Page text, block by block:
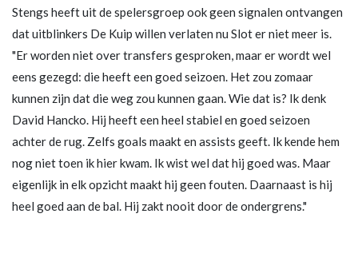
Stengs heeft uit de spelersgroep ook geen signalen ontvangen
dat uitblinkers De Kuip willen verlaten nu Slot er niet meer is.
"Er worden niet over transfers gesproken, maar er wordt wel
eens gezegd: die heeft een goed seizoen. Het zou zomaar
kunnen zijn dat die weg zou kunnen gaan. Wie dat is? Ik denk
David Hancko. Hij heeft een heel stabiel en goed seizoen
achter de rug. Zelfs goals maakt en assists geeft. Ik kende hem
nog niet toen ik hier kwam. Ik wist wel dat hij goed was. Maar
eigenlijk in elk opzicht maakt hij geen fouten. Daarnaast is hij
heel goed aan de bal. Hij zakt nooit door de ondergrens."